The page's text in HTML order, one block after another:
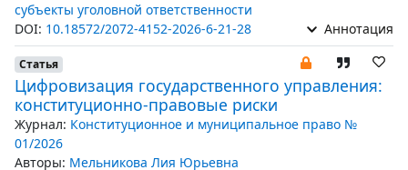
субъекты уголовной ответственности
DOI: 10.18572/2072-4152-2026-6-21-28 Аннотация
Статья
Цифровизация государственного управления:
конституционно-правовые риски
Журнал: Конституционное и муниципальное право №
01/2026
Авторы: Мельникова Лия Юрьевна